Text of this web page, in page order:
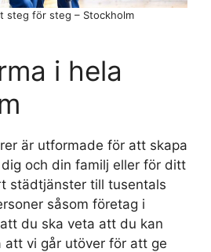
i hela
är utformade för att skapa
och din familj eller för ditt
städtjänster till tusentals
såsom företag i
du ska veta att du kan
vi går utöver för att ge
steg för steg – Stockholm